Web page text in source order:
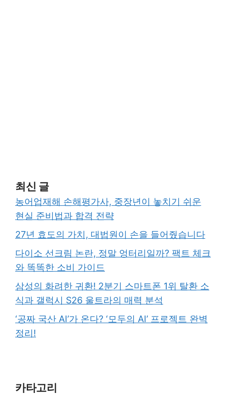
최신 글
농어업재해 손해평가사, 중장년이 놓치기 쉬운
현실 준비법과 합격 전략
27년 효도의 가치, 대법원이 손을 들어줬습니다
다이소 선크림 논란, 정말 엉터리일까? 팩트 체크
와 똑똑한 소비 가이드
삼성의 화려한 귀환! 2분기 스마트폰 1위 탈환 소
식과 갤럭시 S26 울트라의 매력 분석
‘공짜 국산 AI’가 온다? ‘모두의 AI’ 프로젝트 완벽
정리!
카타고리